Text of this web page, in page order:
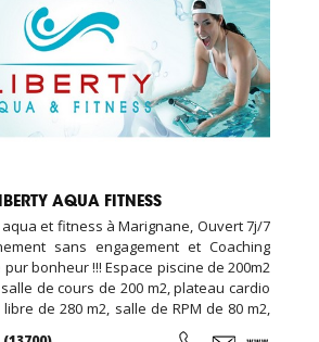
AQUA FITNESS
et fitness à Marignane, Ouvert 7j/7
sans engagement et Coaching
pur bonheur !!! Espace piscine de 200m2
de cours de 200 m2, plateau cardio
de 280 m2, salle de RPM de 80 m2,
de 120m2, espace garderie enfant